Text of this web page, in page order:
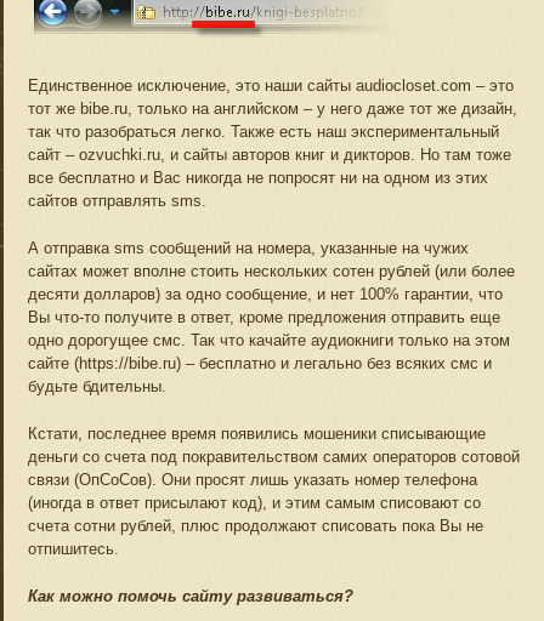
Единственное исключение, это наши сайты audiocloset.com – это
тот же bibe.ru, только на английском – у него даже тот же дизайн,
так что разобраться легко. Также есть наш экспериментальный
сайт – ozvuchki.ru, и сайты авторов книг и дикторов. Но там тоже
все бесплатно и Вас никогда не попросят ни на одном из этих
сайтов отправлять sms.
А отправка sms сообщений на номера, указанные на чужих
сайтах может вполне стоить нескольких сотен рублей (или более
десяти долларов) за одно сообщение, и нет 100% гарантии, что
Вы что-то получите в ответ, кроме предложения отправить еще
одно дорогущее смс. Так что качайте аудиокниги только на этом
сайте (https://bibe.ru) – бесплатно и легально без всяких смс и
будьте бдительны.
Кстати, последнее время появились мошеники списывающие
деньги со счета под покравительством самих операторов сотовой
связи (ОпСоСов). Они просят лишь указать номер телефона
(иногда в ответ присылают код), и этим самым списовают со
счета сотни рублей, плюс продолжают списовать пока Вы не
отпишитесь.
Как можно помочь сайту развиваться?